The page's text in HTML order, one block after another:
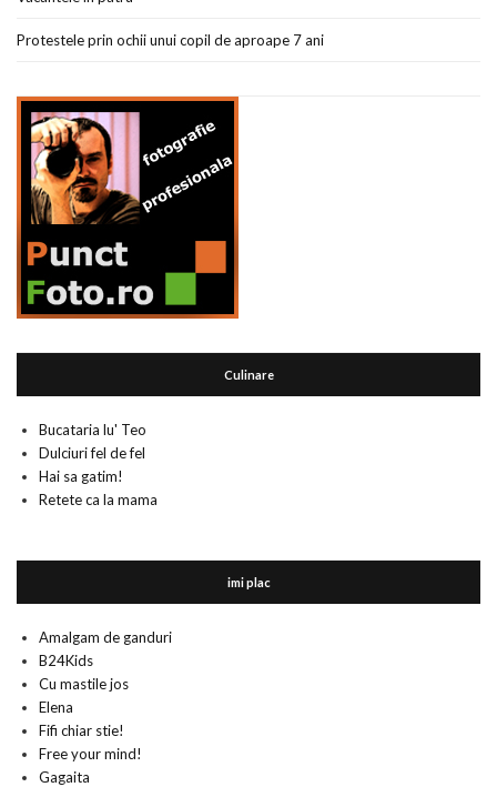
Protestele prin ochii unui copil de aproape 7 ani
Culinare
Bucataria lu' Teo
Dulciuri fel de fel
Hai sa gatim!
Retete ca la mama
imi plac
Amalgam de ganduri
B24Kids
Cu mastile jos
Elena
Fifi chiar stie!
Free your mind!
Gagaita